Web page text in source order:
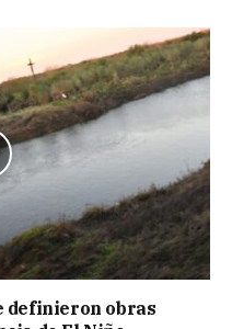
definieron obras